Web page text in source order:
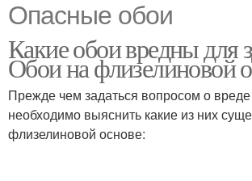
Опасные обои
Какие обои вредны для
Обои на флизелиновой
Прежде чем задаться вопросом о вреде
необходимо выяснить какие из них
флизелиновой основе: